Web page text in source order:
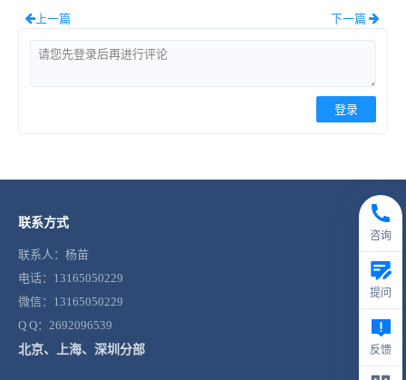
上一篇 下一篇
登录
联系方式
联系人：杨苗
电话：13165050229
微信：13165050229
Q Q：2692096539
北京、上海、深圳分部
咨询
提问
反馈